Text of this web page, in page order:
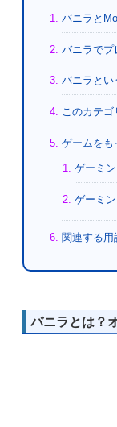
バニラと
バニラでプ
バニラとい
このカテ
ゲームをも
ゲーミ
ゲーミ
関連する用
バニラとは？